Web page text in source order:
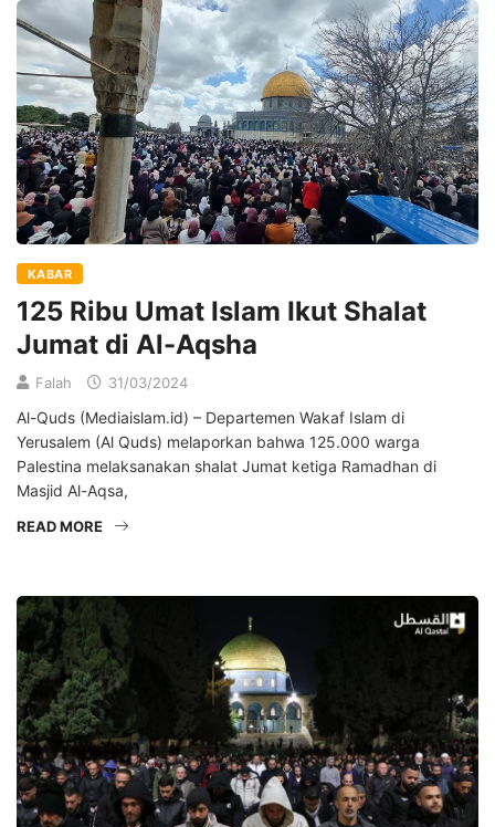
KABAR
125 Ribu Umat Islam Ikut Shalat
Jumat di Al-Aqsha
Falah 31/03/2024
Al-Quds (Mediaislam.id) – Departemen Wakaf Islam di
Yerusalem (Al Quds) melaporkan bahwa 125.000 warga
Palestina melaksanakan shalat Jumat ketiga Ramadhan di
Masjid Al-Aqsa,
READ MORE